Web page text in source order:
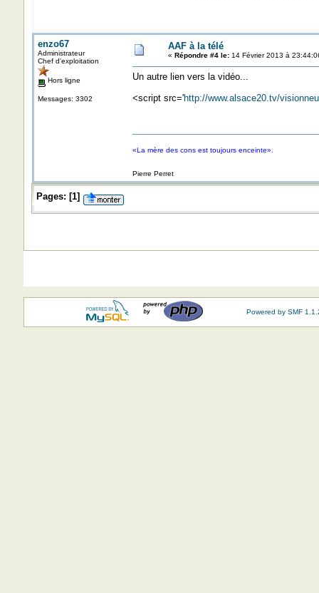
enzo67
Administrateur
Chef d'exploitation
Hors ligne
Messages: 3302
AAF à la télé
« Répondre #4 le:14 Février 2013 à
Un autre lien vers la vidéo...
<script src='http://www.alsace20.tv/
«La mère des cons est toujours enceinte».
Pierre Perret
Pages: [1]
Powered by SMF